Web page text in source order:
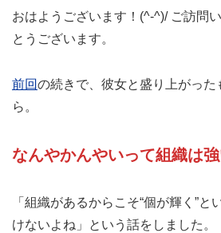
おはようございます！(^-^)/ ご訪問
とうございます。
前回の続きで、彼女と盛り上がった
ら。
なんやかんやいって組織は
「組織があるからこそ“個が輝く”と
けないよね」という話をしました。